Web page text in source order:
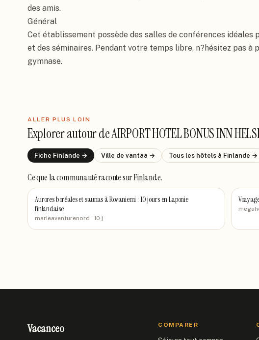
des amis.
Général
Cet établissement possède des salles de conférences idéales
et des séminaires. Pendant votre temps libre, n?hésitez pas à
gymnase.
ALLER PLUS LOIN
Explorer autour deAIRPORT HOTEL BONUS INN
Fiche Finlande → Ville de vantaa → Tous les hôtels à Finlande →
Ce que la communauté racontesur Finlande.
Aurores boréales et saunas à Rovaniemi : 10 jours en Laponie
finlandaise
marieaventurenord · 10 j
Vacanceo COMPARER